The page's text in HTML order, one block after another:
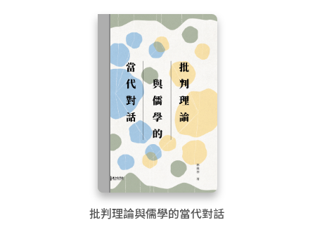
and Historical Perspectives (East Asian
Philosophy and Political Thought)
批判理論與儒學的當代對話